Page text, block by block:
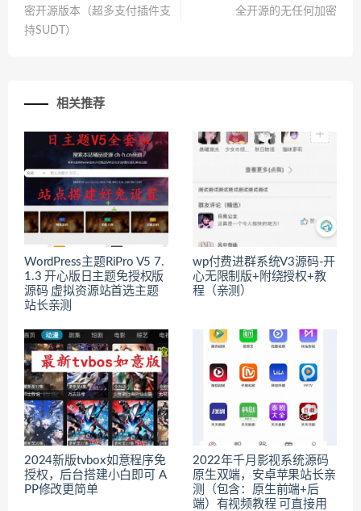
密开源版本（超多支付插件支
持SUDT）
全开源的无任何加密
相关推荐
WordPress主题RiPro V5 7.
1.3 开心版日主题免授权版
源码 虚拟资源站首选主题
站长亲测
wp付费进群系统V3源码-开
心无限制版+附绕授权+教
程（亲测）
2024新版tvbox如意程序免
授权，后台搭建小白即可 A
PP修改更简单
2022年千月影视系统源码
原生双端，安卓苹果站长亲
测（包含：原生前端+后
端）有视频教程 可直接用